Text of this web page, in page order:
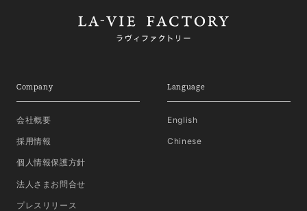
Company
会社概要
採用情報
個人情報保護方針
法人さまお問合せ
プレスリリース
Language
English
Chinese